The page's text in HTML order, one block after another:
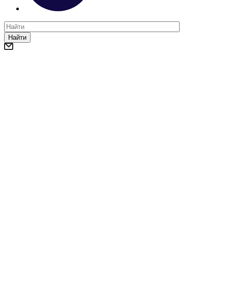
Найти